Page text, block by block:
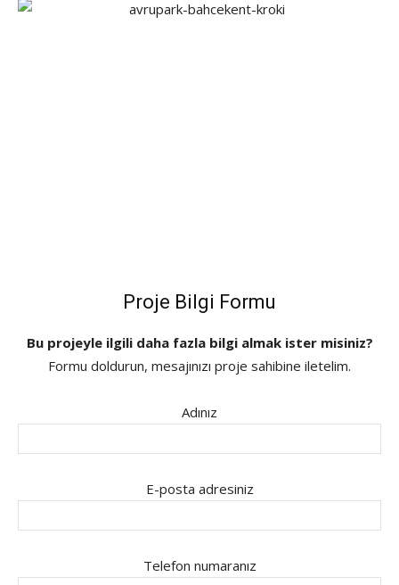
Proje Bilgi Formu
Bu projeyle ilgili daha fazla bilgi almak ister misiniz?
Formu doldurun, mesajınızı proje sahibine iletelim.
Adınız
E-posta adresiniz
Telefon numaranız